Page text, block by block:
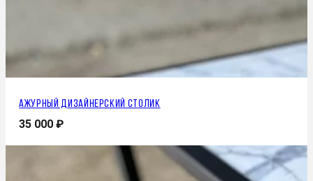
Ажурный дизайнерский столик
35 000₽